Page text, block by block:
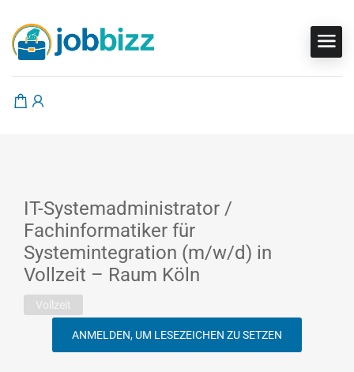
IT-Systemadministrator /
Fachinformatiker für
Systemintegration (m/w/d) in
Vollzeit – Raum Köln
Vollzeit
ANMELDEN, UM LESEZEICHEN ZU SETZEN